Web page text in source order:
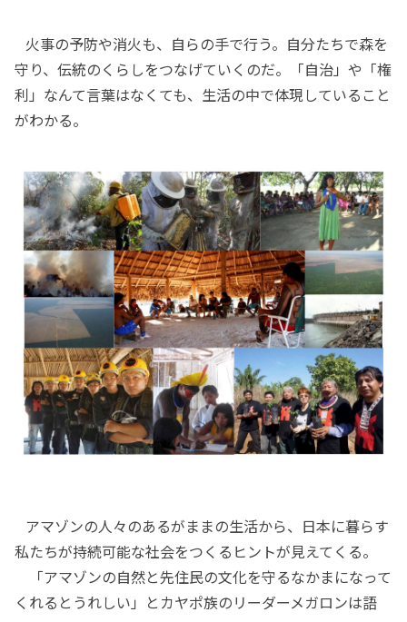
火事の予防や消火も、自らの手で行う。自分たちで森を
守り、伝統のくらしをつなげていくのだ。「自治」や「権
利」なんて言葉はなくても、生活の中で体現していること
がわかる。
アマゾンの人々のあるがままの生活から、日本に暮らす
私たちが持続可能な社会をつくるヒントが見えてくる。
「アマゾンの自然と先住民の文化を守るなかまになって
くれるとうれしい」とカヤポ族のリーダーメガロンは語